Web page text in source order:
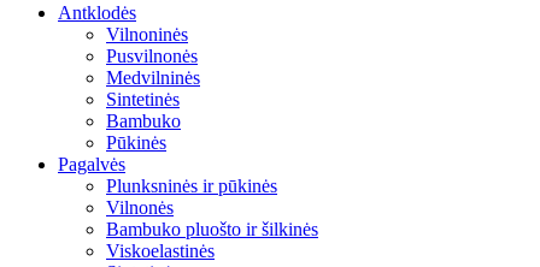
Antklodės
Vilnoninės
Pusvilnonės
Medvilninės
Sintetinės
Bambuko
Pūkinės
Pagalvės
Plunksninės ir pūkinės
Vilnonės
Bambuko pluošto ir šilkinės
Viskoelastinės